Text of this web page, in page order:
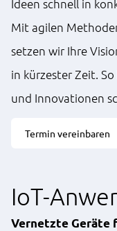
Ideen schnell in
Mit agilen
setzen wir Ihre
in kürzester Zeit.
und Innovationen
Termin vereinbaren
IoT-
Vernetzte Geräte